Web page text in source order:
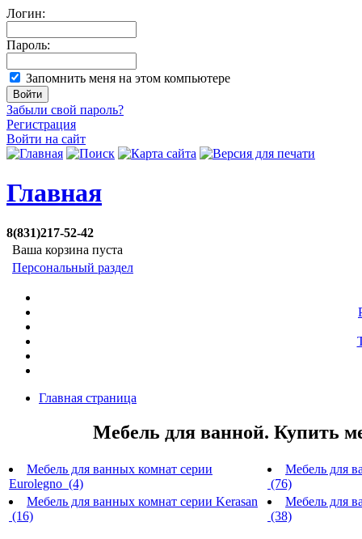
Логин:
Пароль:
Запомнить меня на этом компьютере
Забыли свой пароль?
Регистрация
Войти на сайт
Главная
8(831)217-52-42
Ваша корзина пуста
Персональный раздел
Главная страница
Мебель для ванной. Купить
Мебель для ванных комнат серии
Eurolegno (4)
Мебель для
(76)
Мебель для ванных комнат серии Kerasan
(16)
Мебель для
(38)